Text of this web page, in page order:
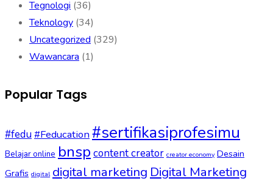
Tegnologi (36)
Teknology (34)
Uncategorized (329)
Wawancara (1)
Popular Tags
#fedu#Feducation#sertifikasiprofesimu
Belajar online bnsp content creator creator economy Desain
Grafis digital digital marketing Digital Marketing